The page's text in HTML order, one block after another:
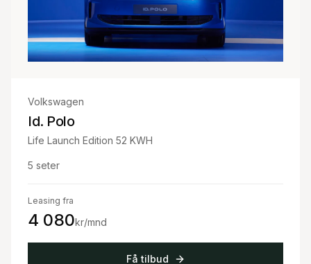
Volkswagen
Id. Polo
Life Launch Edition 52 KWH
5 seter
Leasing fra
4 080kr/mnd
Få tilbud